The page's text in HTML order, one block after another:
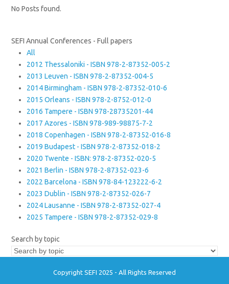
No Posts found.
SEFI Annual Conferences - Full papers
All
2012 Thessaloniki - ISBN 978-2-87352-005-2
2013 Leuven - ISBN 978-2-87352-004-5
2014 Birmingham - ISBN 978-2-87352-010-6
2015 Orleans - ISBN 978-2-8752-012-0
2016 Tampere - ISBN 978-28735201-44
2017 Azores - ISBN 978-989-98875-7-2
2018 Copenhagen - ISBN 978-2-87352-016-8
2019 Budapest - ISBN 978-2-87352-018-2
2020 Twente - ISBN: 978-2-87352-020-5
2021 Berlin - ISBN 978-2-87352-023-6
2022 Barcelona - ISBN 978-84-123222-6-2
2023 Dublin - ISBN 978-2-87352-026-7
2024 Lausanne - ISBN 978-2-87352-027-4
2025 Tampere - ISBN 978-2-87352-029-8
Search by topic
Copyright SEFI 2025 - All Rights Reserved